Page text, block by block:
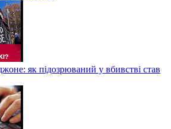
як підозрюваний у вбивстві став